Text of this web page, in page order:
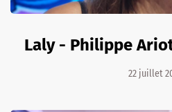
Laly - Philippe
22 juillet